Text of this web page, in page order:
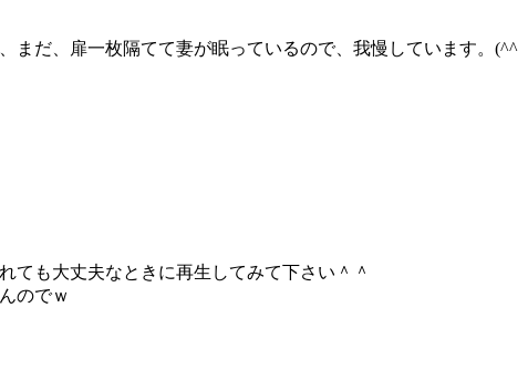
まだ、扉一枚隔てて妻が眠っているので、我慢しています。(^^ゞ
ても大丈夫なときに再生してみて下さい＾＾
のでｗ